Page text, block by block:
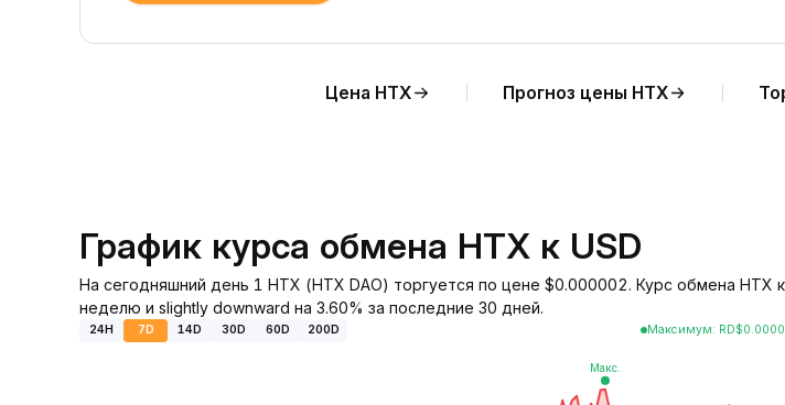
Цена HTX Прогноз цены HTX
График курса обмена HTX к USD
На сегодняшний день 1 HTX (HTX DAO) торгуется по цене $0.000002. Курс обмена
неделю и slightly downward на 3.60% за последние 30 дней.
24H 7D 14D 30D 60D 200D Максимум: RD$